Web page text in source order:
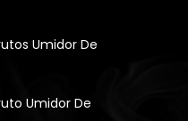
Umidor De
Umidor De